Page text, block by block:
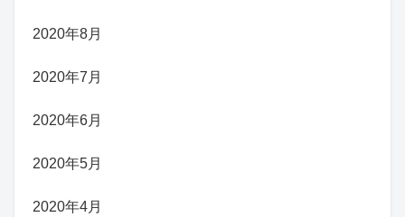
2020年8月
2020年7月
2020年6月
2020年5月
2020年4月